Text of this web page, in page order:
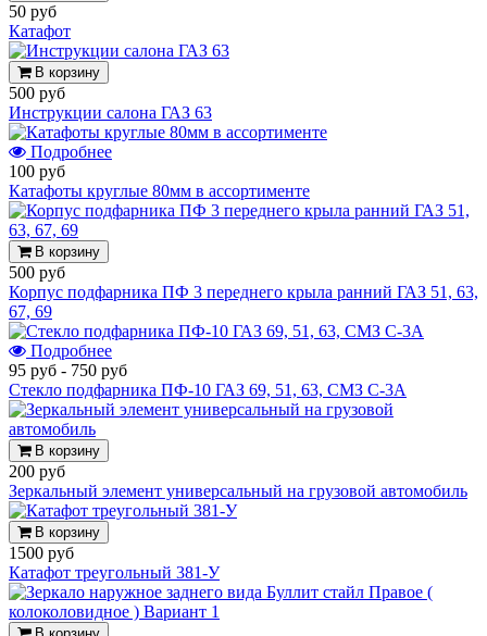
50 руб
Катафот
В корзину
500 руб
Инструкции салона ГАЗ 63
Подробнее
100 руб
Катафоты круглые 80мм в ассортименте
В корзину
500 руб
Корпус подфарника ПФ 3 переднего крыла ранний ГАЗ 51, 63,
67, 69
Подробнее
95 руб - 750 руб
Стекло подфарника ПФ-10 ГАЗ 69, 51, 63, СМЗ С-3А
В корзину
200 руб
Зеркальный элемент универсальный на грузовой автомобиль
В корзину
1500 руб
Катафот треугольный 381-У